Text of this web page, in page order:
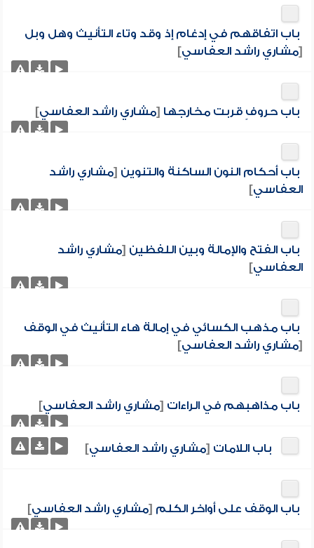
باب اتفاقهم في إدغام إذ وقد وتاء التأنيث وهل وبل
[مشاري راشد العفاسي]
باب حروفٍ قربت مخارجها [مشاري راشد العفاسي]
باب أحكام النون الساكنة والتنوين [مشاري راشد
العفاسي]
باب الفتح والإمالة وبين اللفظين [مشاري راشد
العفاسي]
باب مذهب الكسائي في إمالة هاء التأنيث في الوقف
[مشاري راشد العفاسي]
باب مذاهبهم في الراءات [مشاري راشد العفاسي]
باب اللامات [مشاري راشد العفاسي]
باب الوقف على أواخر الكلم [مشاري راشد العفاسي]